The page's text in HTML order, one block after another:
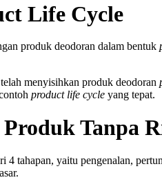
Life Cycle
produk deodoran dalam bentuk
menyisihkan produk deodoran
product life cycle yang tepat.
Tanpa
tahapan, yaitu pengenalan,